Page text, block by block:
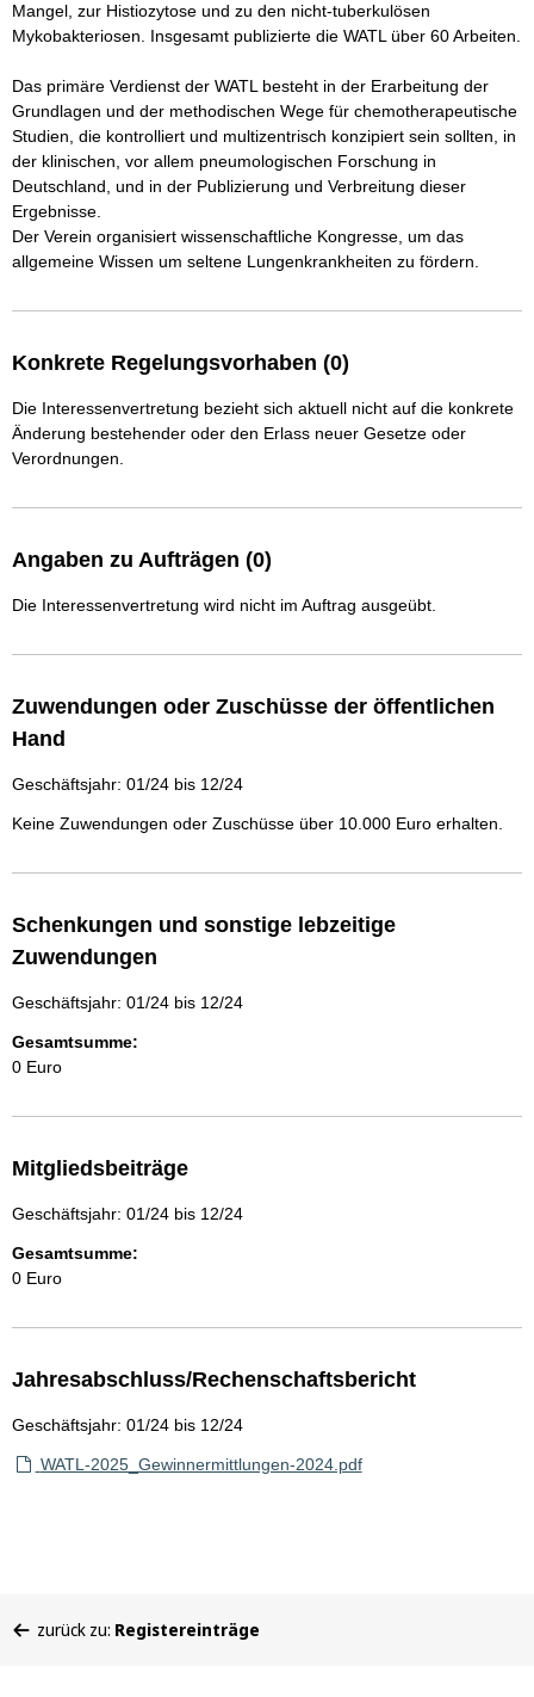
Mangel, zur Histiozytose und zu den nicht-tuberkulösen
Mykobakteriosen. Insgesamt publizierte die WATL über 60 Arbeiten.
Das primäre Verdienst der WATL besteht in der Erarbeitung der
Grundlagen und der methodischen Wege für chemotherapeutische
Studien, die kontrolliert und multizentrisch konzipiert sein sollten, in
der klinischen, vor allem pneumologischen Forschung in
Deutschland, und in der Publizierung und Verbreitung dieser
Ergebnisse.
Der Verein organisiert wissenschaftliche Kongresse, um das
allgemeine Wissen um seltene Lungenkrankheiten zu fördern.
Konkrete Regelungsvorhaben (0)
Die Interessenvertretung bezieht sich aktuell nicht auf die konkrete
Änderung bestehender oder den Erlass neuer Gesetze oder
Verordnungen.
Angaben zu Aufträgen (0)
Die Interessenvertretung wird nicht im Auftrag ausgeübt.
Zuwendungen oder Zuschüsse der öffentlichen
Hand
Geschäftsjahr: 01/24 bis 12/24
Keine Zuwendungen oder Zuschüsse über 10.000 Euro erhalten.
Schenkungen und sonstige lebzeitige
Zuwendungen
Geschäftsjahr: 01/24 bis 12/24
Gesamtsumme:
0 Euro
Mitgliedsbeiträge
Geschäftsjahr: 01/24 bis 12/24
Gesamtsumme:
0 Euro
Jahresabschluss/Rechenschaftsbericht
Geschäftsjahr: 01/24 bis 12/24
WATL-2025_Gewinnermittlungen-2024.pdf
befinden
zurück zu: Registereinträge